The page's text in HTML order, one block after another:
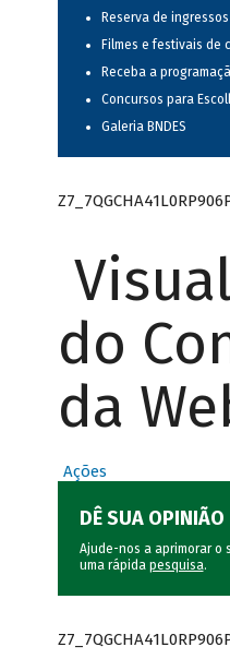
Reserva de ingressos
Filmes e festivais de
Receba a
Concursos para
Galeria BNDES
do
da
Ações
DÊ SUA OPINIÃO
Ajude-nos a aprimorar o
uma rápida pesquisa.